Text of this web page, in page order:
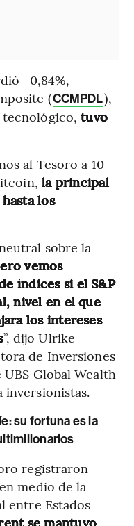
-0,84%,
(CCMPDL),
tecnológico,tuvo
al Tesoro a 10
la principal
los
sobre la
vemos
índices si el S&P
nivel en el que
los intereses
”, dijo Ulrike
de Inversiones
Global Wealth
inversionistas.
su fortuna es la
registraron
medio de la
entre Estados
se mantuvo